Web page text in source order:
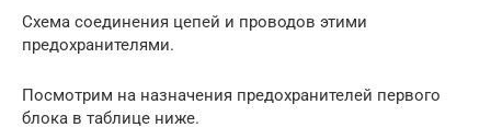
Схема соединения цепей и проводов этими
предохранителями.
Посмотрим на назначения предохранителей первого
блока в таблице ниже.